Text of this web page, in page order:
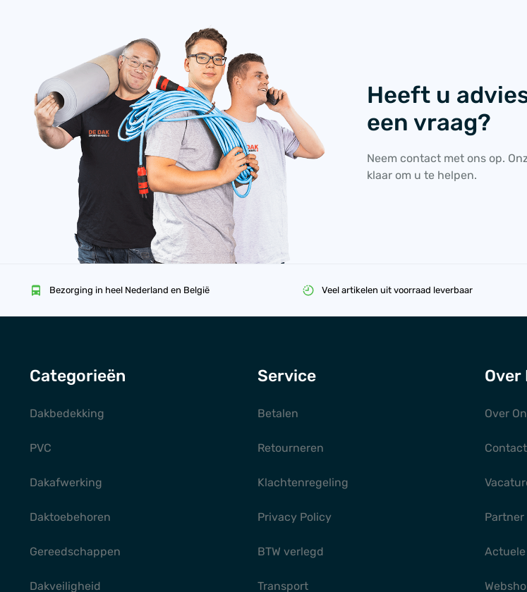
Heeft u
een vraag?
Neem contact met ons op.
klaar om u te helpen.
Bezorging in heel Nederland en België Veel artikelen uit voorraad leverbaar
Categorieën
Dakbedekking
PVC
Dakafwerking
Daktoebehoren
Gereedschappen
Dakveiligheid
Service
Betalen
Retourneren
Klachtenregeling
Privacy Policy
BTW verlegd
Transport
Over
Over
Contact